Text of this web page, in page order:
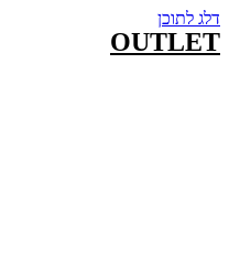
דלג לתוכן
OUTLET